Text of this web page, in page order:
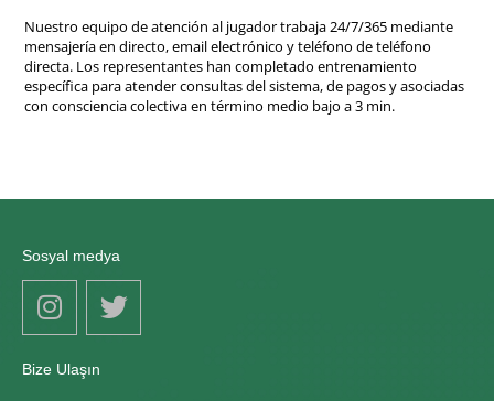
Nuestro equipo de atención al jugador trabaja 24/7/365 mediante
mensajería en directo, email electrónico y teléfono de teléfono
directa. Los representantes han completado entrenamiento
específica para atender consultas del sistema, de pagos y asociadas
con consciencia colectiva en término medio bajo a 3 min.
Sosyal medya
Bize Ulaşın